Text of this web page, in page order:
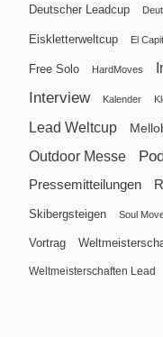
Deutscher Leadcup
Eiskletterweltcup El
Free Solo HardMoves
Interview Kalender
Lead Weltcup
Outdoor Messe
Pressemitteilungen
Skibergsteigen Soul
Vortrag
Weltmeisterschaften Lead